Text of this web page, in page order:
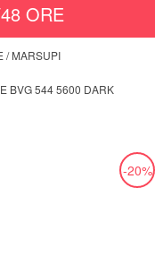
ORE
/ MARSUPI
BVG 544 5600 DARK
-20%